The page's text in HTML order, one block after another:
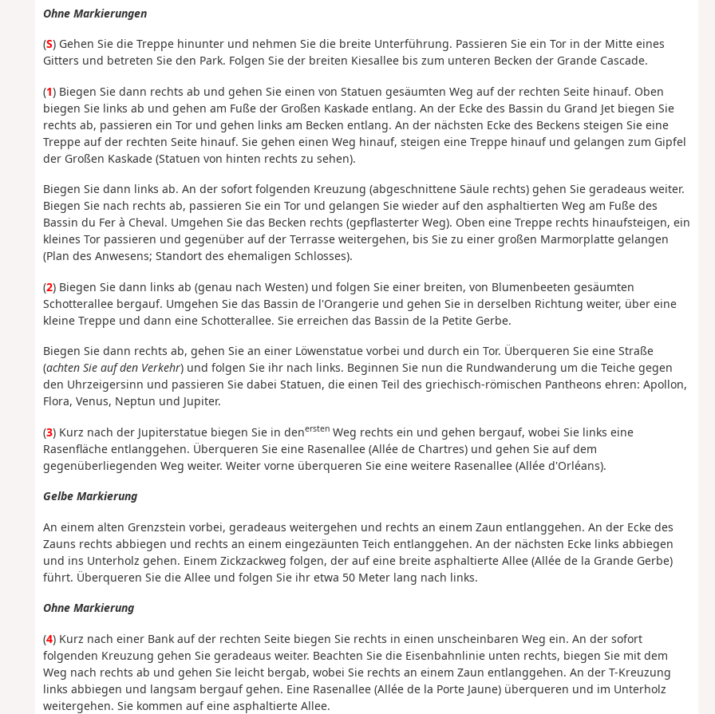
Ohne Markierungen
(S) Gehen Sie die Treppe hinunter und nehmen Sie die breite Unterführung. Passieren Sie ein Tor in der Mitte eines
Gitters und betreten Sie den Park. Folgen Sie der breiten Kiesallee bis zum unteren Becken der Grande Cascade.
(1) Biegen Sie dann rechts ab und gehen Sie einen von Statuen gesäumten Weg auf der rechten Seite hinauf. Oben
biegen Sie links ab und gehen am Fuße der Großen Kaskade entlang. An der Ecke des Bassin du Grand Jet biegen Sie
rechts ab, passieren ein Tor und gehen links am Becken entlang. An der nächsten Ecke des Beckens steigen Sie eine
Treppe auf der rechten Seite hinauf. Sie gehen einen Weg hinauf, steigen eine Treppe hinauf und gelangen zum Gipfel
der Großen Kaskade (Statuen von hinten rechts zu sehen).
Biegen Sie dann links ab. An der sofort folgenden Kreuzung (abgeschnittene Säule rechts) gehen Sie geradeaus weiter.
Biegen Sie nach rechts ab, passieren Sie ein Tor und gelangen Sie wieder auf den asphaltierten Weg am Fuße des
Bassin du Fer à Cheval. Umgehen Sie das Becken rechts (gepflasterter Weg). Oben eine Treppe rechts hinaufsteigen, ein
kleines Tor passieren und gegenüber auf der Terrasse weitergehen, bis Sie zu einer großen Marmorplatte gelangen
(Plan des Anwesens; Standort des ehemaligen Schlosses).
(2) Biegen Sie dann links ab (genau nach Westen) und folgen Sie einer breiten, von Blumenbeeten gesäumten
Schotterallee bergauf. Umgehen Sie das Bassin de l'Orangerie und gehen Sie in derselben Richtung weiter, über eine
kleine Treppe und dann eine Schotterallee. Sie erreichen das Bassin de la Petite Gerbe.
Biegen Sie dann rechts ab, gehen Sie an einer Löwenstatue vorbei und durch ein Tor. Überqueren Sie eine Straße
(achten Sie auf den Verkehr) und folgen Sie ihr nach links. Beginnen Sie nun die Rundwanderung um die Teiche gegen
den Uhrzeigersinn und passieren Sie dabei Statuen, die einen Teil des griechisch-römischen Pantheons ehren: Apollon,
Flora, Venus, Neptun und Jupiter.
(3) Kurz nach der Jupiterstatue biegen Sie in denerstenWeg rechts ein und gehen bergauf, wobei Sie links eine
Rasenfläche entlanggehen. Überqueren Sie eine Rasenallee (Allée de Chartres) und gehen Sie auf dem
gegenüberliegenden Weg weiter. Weiter vorne überqueren Sie eine weitere Rasenallee (Allée d'Orléans).
Gelbe Markierung
An einem alten Grenzstein vorbei, geradeaus weitergehen und rechts an einem Zaun entlanggehen. An der Ecke des
Zauns rechts abbiegen und rechts an einem eingezäunten Teich entlanggehen. An der nächsten Ecke links abbiegen
und ins Unterholz gehen. Einem Zickzackweg folgen, der auf eine breite asphaltierte Allee (Allée de la Grande Gerbe)
führt. Überqueren Sie die Allee und folgen Sie ihr etwa 50 Meter lang nach links.
Ohne Markierung
(4) Kurz nach einer Bank auf der rechten Seite biegen Sie rechts in einen unscheinbaren Weg ein. An der sofort
folgenden Kreuzung gehen Sie geradeaus weiter. Beachten Sie die Eisenbahnlinie unten rechts, biegen Sie mit dem
Weg nach rechts ab und gehen Sie leicht bergab, wobei Sie rechts an einem Zaun entlanggehen. An der T-Kreuzung
links abbiegen und langsam bergauf gehen. Eine Rasenallee (Allée de la Porte Jaune) überqueren und im Unterholz
weitergehen. Sie kommen auf eine asphaltierte Allee.